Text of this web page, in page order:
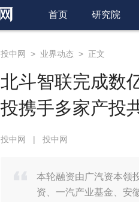
首页 研究院
投中网 > 业界动态 > 正文
北斗智联完成数
投携手多家产投
投中网 | 投中网
本轮融资由广汽资本领
资、一汽产业基金、安